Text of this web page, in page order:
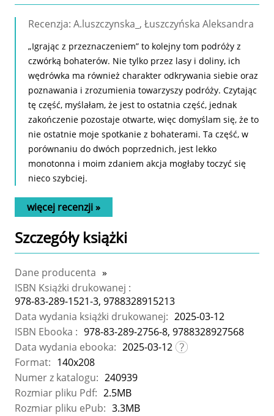
Recenzja: A.luszczynska_, Łuszczyńska Aleksandra
„Igrając z przeznaczeniem” to kolejny tom podróży z
czwórką bohaterów. Nie tylko przez lasy i doliny, ich
wędrówka ma również charakter odkrywania siebie oraz
poznawania i zrozumienia towarzyszy podróży. Czytając
tę część, myślałam, że jest to ostatnia część, jednak
zakończenie pozostaje otwarte, więc domyślam się, że to
nie ostatnie moje spotkanie z bohaterami. Ta część, w
porównaniu do dwóch poprzednich, jest lekko
monotonna i moim zdaniem akcja mogłaby toczyć się
nieco szybciej.
więcej recenzji »
Szczegółyksiążki
Dane producenta »
ISBN Książki drukowanej :
978-83-289-1521-3, 9788328915213
Data wydania książki drukowanej: 2025-03-12
ISBN Ebooka : 978-83-289-2756-8, 9788328927568
Data wydania ebooka: 2025-03-12
Format: 140x208
Numer z katalogu: 240939
Rozmiar pliku Pdf: 2.5MB
Rozmiar pliku ePub: 3.3MB